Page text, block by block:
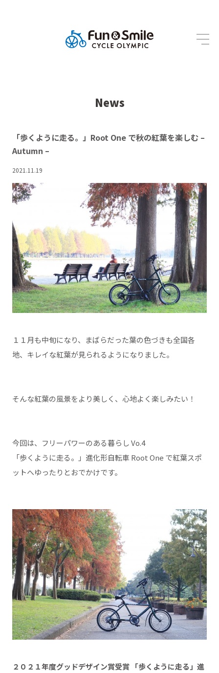
News
「歩くように走る。」Root One で秋の紅葉を楽しむ –
Autumn –
2021.11.19
１１月も中旬になり、まばらだった葉の色づきも全国各
地、キレイな紅葉が見られるようになりました。
そんな紅葉の風景をより美しく、心地よく楽しみたい！
今回は、フリーパワーのある暮らし Vo.4
「歩くように走る。」進化形自転車 Root One で紅葉スポ
ットへゆったりとおでかけです。
２０２１年度グッドデザイン賞受賞 「歩くように走る」進